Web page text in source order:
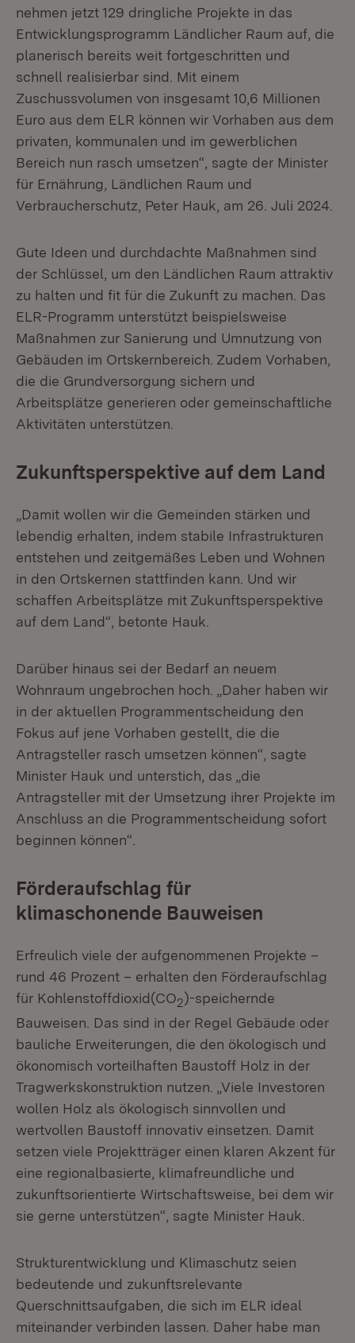
nehmen jetzt 129 dringliche Projekte in das
Entwicklungsprogramm Ländlicher Raum auf, die
planerisch bereits weit fortgeschritten und
schnell realisierbar sind. Mit einem
Zuschussvolumen von insgesamt 10,6 Millionen
Euro aus dem ELR können wir Vorhaben aus dem
privaten, kommunalen und im gewerblichen
Bereich nun rasch umsetzen“, sagte der Minister
für Ernährung, Ländlichen Raum und
Verbraucherschutz, Peter Hauk, am 26. Juli 2024.
Gute Ideen und durchdachte Maßnahmen sind
der Schlüssel, um den Ländlichen Raum attraktiv
zu halten und fit für die Zukunft zu machen. Das
ELR-Programm unterstützt beispielsweise
Maßnahmen zur Sanierung und Umnutzung von
Gebäuden im Ortskernbereich. Zudem Vorhaben,
die die Grundversorgung sichern und
Arbeitsplätze generieren oder gemeinschaftliche
Aktivitäten unterstützen.
Zukunftsperspektive auf dem Land
„Damit wollen wir die Gemeinden stärken und
lebendig erhalten, indem stabile Infrastrukturen
entstehen und zeitgemäßes Leben und Wohnen
in den Ortskernen stattfinden kann. Und wir
schaffen Arbeitsplätze mit Zukunftsperspektive
auf dem Land“, betonte Hauk.
Darüber hinaus sei der Bedarf an neuem
Wohnraum ungebrochen hoch. „Daher haben wir
in der aktuellen Programmentscheidung den
Fokus auf jene Vorhaben gestellt, die die
Antragsteller rasch umsetzen können“, sagte
Minister Hauk und unterstich, das „die
Antragsteller mit der Umsetzung ihrer Projekte im
Anschluss an die Programmentscheidung sofort
beginnen können“.
Förderaufschlag für
klimaschonende Bauweisen
Erfreulich viele der aufgenommenen Projekte –
rund 46 Prozent – erhalten den Förderaufschlag
für Kohlenstoffdioxid(CO2)-speichernde
Bauweisen. Das sind in der Regel Gebäude oder
bauliche Erweiterungen, die den ökologisch und
ökonomisch vorteilhaften Baustoff Holz in der
Tragwerkskonstruktion nutzen. „Viele Investoren
wollen Holz als ökologisch sinnvollen und
wertvollen Baustoff innovativ einsetzen. Damit
setzen viele Projektträger einen klaren Akzent für
eine regionalbasierte, klimafreundliche und
zukunftsorientierte Wirtschaftsweise, bei dem wir
sie gerne unterstützen“, sagte Minister Hauk.
Strukturentwicklung und Klimaschutz seien
bedeutende und zukunftsrelevante
Querschnittsaufgaben, die sich im ELR ideal
miteinander verbinden lassen. Daher habe man